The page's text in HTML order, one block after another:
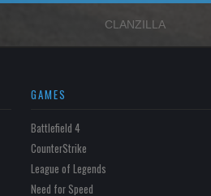
CLANZILLA
GAMES
Battlefield 4
CounterStrike
League of Legends
Need for Speed